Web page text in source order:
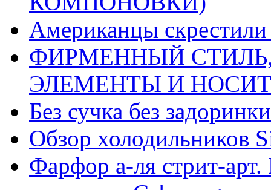
Американцы
ФИРМЕННЫЙ
ЭЛЕМЕНТЫ И
Без сучка без
Обзор холодильников
Фарфор а-ля стрит-